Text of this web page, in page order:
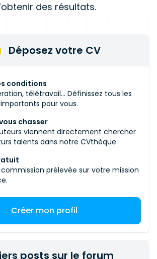
des résultats.
Déposez votre CV
conditions
télétravail... Définissez tous les
pour vous.
chasser
viennent directement chercher
talents dans notre CVthèque.
prélevée sur votre mission
Créer mon profil
posts sur le forum